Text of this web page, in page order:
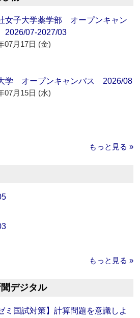
女子大学薬学部 オープンキャン
07-2027/03
07月17日 (金)
学 オープンキャンパス 2026/08
07月15日 (水)
もっと見る »
もっと見る »
デジタル
ミ国試対策】計算問題を意識しよ